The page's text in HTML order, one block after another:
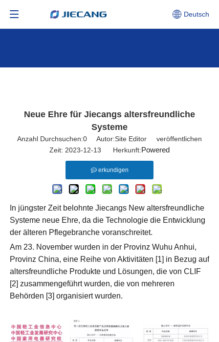
Deutsch
Neue Ehre für Jiecangs altersfreundliche
Systeme
Anzahl Durchsuchen:0 Autor:Site Editor veröffentlichen
Zeit: 2023-12-13 Herkunft:Powered
erkundigen
In jüngster Zeit belohnte Jiecangs New altersfreundliche
Systeme neue Ehre, da die Technologie die Entwicklung
der älteren Pflegebranche voranschreitet.
Am 23. November wurden in der Provinz Wuhu Anhui,
Provinz China, eine Reihe von Aktivitäten [1] in Bezug auf
altersfreundliche Produkte und Lösungen, die von CLIF
[2] zusammengeführt wurden, die von mehreren
Behörden [3] organisiert wurden.